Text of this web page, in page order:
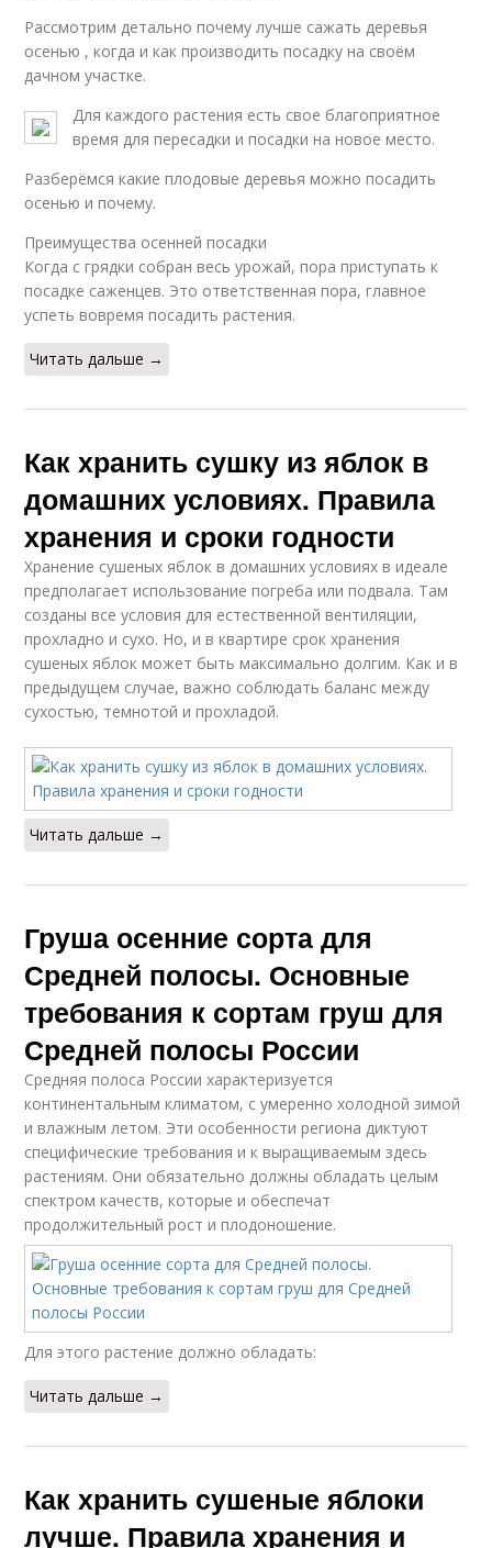
Рассмотрим детально почему лучше сажать деревья
осенью , когда и как производить посадку на своём
дачном участке.
Для каждого растения есть свое благоприятное
время для пересадки и посадки на новое место.
Разберёмся какие плодовые деревья можно посадить
осенью и почему.
Преимущества осенней посадки
Когда с грядки собран весь урожай, пора приступать к
посадке саженцев. Это ответственная пора, главное
успеть вовремя посадить растения.
Читать дальше →
Как хранить сушку из яблок в
домашних условиях. Правила
хранения и сроки годности
Хранение сушеных яблок в домашних условиях в идеале
предполагает использование погреба или подвала. Там
созданы все условия для естественной вентиляции,
прохладно и сухо. Но, и в квартире срок хранения
сушеных яблок может быть максимально долгим. Как и в
предыдущем случае, важно соблюдать баланс между
сухостью, темнотой и прохладой.
Читать дальше →
Груша осенние сорта для
Средней полосы. Основные
требования к сортам груш для
Средней полосы России
Средняя полоса России характеризуется
континентальным климатом, с умеренно холодной зимой
и влажным летом. Эти особенности региона диктуют
специфические требования и к выращиваемым здесь
растениям. Они обязательно должны обладать целым
спектром качеств, которые и обеспечат
продолжительный рост и плодоношение.
Для этого растение должно обладать:
Читать дальше →
Как хранить сушеные яблоки
лучше. Правила хранения и